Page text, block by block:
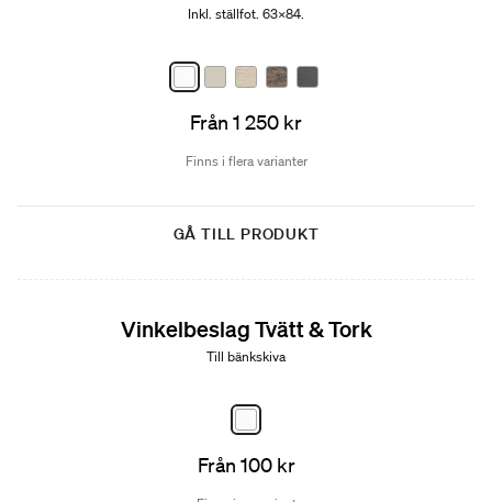
Inkl. ställfot. 63x84.
Från 1 250 kr
Finns i flera varianter
GÅ TILL PRODUKT
Vinkelbeslag Tvätt & Tork
Till bänkskiva
Från 100 kr